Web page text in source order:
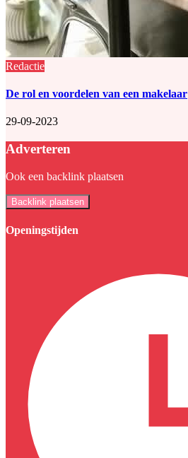
Redactie
De rol en voordelen van een makelaar
29-09-2023
Adverteren
Ook een backlink plaatsen
Backlink plaatsen
Openingstijden